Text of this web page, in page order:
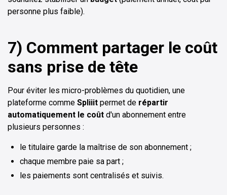
personne plus faible).
7) Comment partager le coût
sans prise de tête
Pour éviter les micro-problèmes du quotidien, une
plateforme comme Spliiit permet de répartir
automatiquement le coût d'un abonnement entre
plusieurs personnes :
le titulaire garde la maîtrise de son abonnement ;
chaque membre paie sa part ;
les paiements sont centralisés et suivis.